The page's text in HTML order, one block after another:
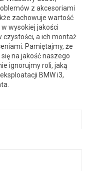
z akcesoriami
zachowuje wartość
wysokiej jakości
czystości, a ich montaż
Pamiętajmy, że
na jakość naszego
ignorujmy roli, jaką
BMW i3,